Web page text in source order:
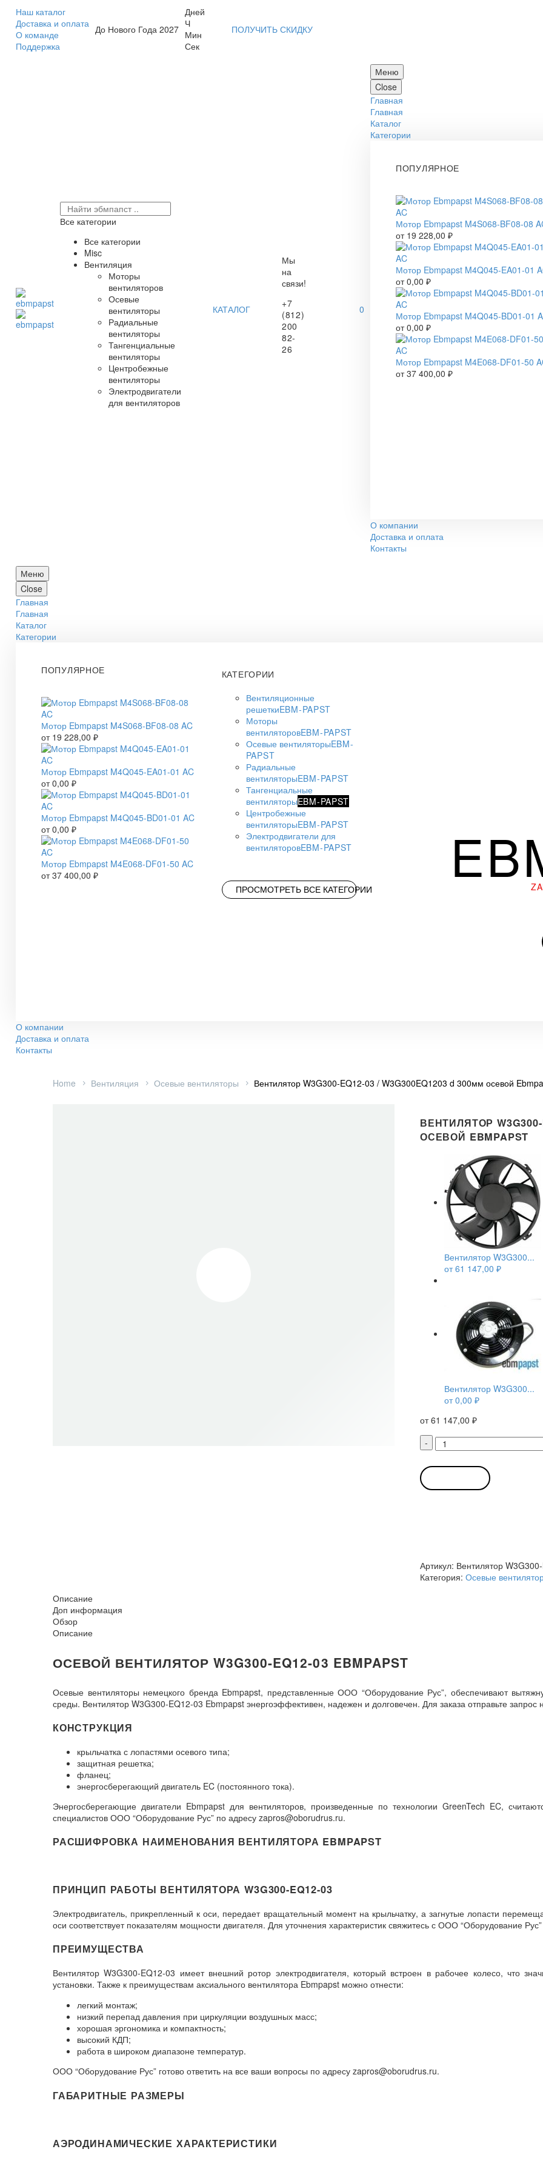
Наш каталог
Доставка и оплата
О команде
Поддержка
До Нового Года 2027
Дней
Ч
Мин
Сек
ПОЛУЧИТЬ СКИДКУ
Все категории
Все категории
Misc
Вентиляция
Моторы
вентиляторов
Осевые
вентиляторы
Радиальные
вентиляторы
Тангенциальные
вентиляторы
Центробежные
вентиляторы
Электродвигатели
для вентиляторов
КАТАЛОГ
Мы
на
связи!
+7
(812)
200
82-
26
0
Меню
Close
Главная
Главная
Каталог
Категории
ПОПУЛЯРНОЕ
Мотор Ebmpapst M4S068-BF08-08
от 19 228,00 ₽
Мотор Ebmpapst M4Q045-EA01-01
от0,00 ₽
Мотор Ebmpapst M4Q045-BD01-01
от0,00 ₽
Мотор Ebmpapst M4E068-DF01-50
от37 400,00 ₽
О компании
Доставка и оплата
Контакты
Меню
Close
Главная
Главная
Каталог
Категории
ПОПУЛЯРНОЕ
Мотор Ebmpapst M4S068-BF08-08 AC
от 19 228,00 ₽
Мотор Ebmpapst M4Q045-EA01-01 AC
от0,00 ₽
Мотор Ebmpapst M4Q045-BD01-01 AC
от0,00 ₽
Мотор Ebmpapst M4E068-DF01-50 AC
от37 400,00 ₽
КАТЕГОРИИ
Вентиляционные
решеткиEBM-PAPST
Моторы
вентиляторовEBM-PAPST
Осевые вентиляторыEBM-
PAPST
Радиальные
вентиляторыEBM-PAPST
Тангенциальные
вентиляторыEBM-PAPST
Центробежные
вентиляторыEBM-PAPST
Электродвигатели для
вентиляторовEBM-PAPST
ПРОСМОТРЕТЬ ВСЕ КАТЕГОРИИ
О компании
Доставка и оплата
Контакты
Home Вентиляция Осевые вентиляторы Вентилятор W3G300-EQ12-03 / W3G300EQ1203 d 300мм осевой
ВЕНТИЛЯТОР W3G300-
ОСЕВОЙ EBMPAPST
Вентилятор W3G300...
от61 147,00 ₽
Вентилятор W3G300...
от0,00 ₽
от61 147,00 ₽
-
Количество
товара
Вентилятор
EQ12-
Ebmpapst
Артикул: Вентилятор
Категория: Осевые
Описание
Доп информация
Обзор
Описание
ОСЕВОЙ ВЕНТИЛЯТОР W3G300-EQ12-03 EBMPAPST
Осевые вентиляторы немецкого бренда Ebmpapst, представленные ООО “Оборудование Рус”, обеспечивают
среды. Вентилятор W3G300-EQ12-03 Ebmpapst энергоэффективен, надежен и долговечен. Для заказа отправьте запрос
КОНСТРУКЦИЯ
крыльчатка с лопастями осевого типа;
защитная решетка;
фланец;
энергосберегающий двигатель EC (постоянного тока).
Энергосберегающие двигатели Ebmpapst для вентиляторов, произведенные по технологии GreenTech EC,
специалистов ООО “Оборудование Рус” по адресу zapros@oborudrus.ru.
РАСШИФРОВКА НАИМЕНОВАНИЯ ВЕНТИЛЯТОРА EBMPAPST
ПРИНЦИП РАБОТЫ ВЕНТИЛЯТОРА W3G300-EQ12-03
Электродвигатель, прикрепленный к оси, передает вращательный момент на крыльчатку, а загнутые лопасти
оси соответствует показателям мощности двигателя. Для уточнения характеристик свяжитесь с ООО “Оборудование
ПРЕИМУЩЕСТВА
Вентилятор W3G300-EQ12-03 имеет внешний ротор электродвигателя, который встроен в рабочее колесо, что
установки. Также к преимуществам аксиального вентилятора Ebmpapst можно отнести:
легкий монтаж;
низкий перепад давления при циркуляции воздушных масс;
хорошая эргономика и компактность;
высокий КДП;
работа в широком диапазоне температур.
ООО “Оборудование Рус” готово ответить на все ваши вопросы по адресу zapros@oborudrus.ru.
ГАБАРИТНЫЕ РАЗМЕРЫ
АЭРОДИНАМИЧЕСКИЕ ХАРАКТЕРИСТИКИ